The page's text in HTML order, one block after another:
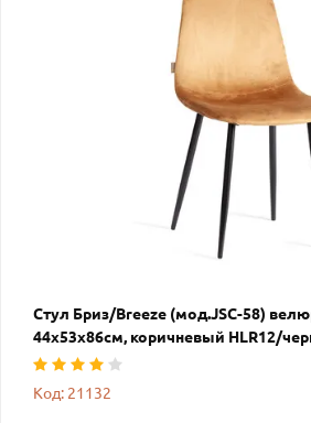
Стул Бриз/Breeze (мод.JSC-58)
44х53х86см, коричневый HLR12/
Код: 21132